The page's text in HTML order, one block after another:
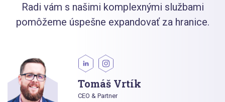
Radi vám s našimi komplexnými službami
pomôžeme úspešne expandovať za hranice.
Tomáš Vrtík
CEO & Partner